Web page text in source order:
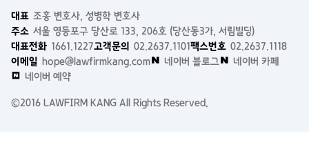
대표 조홍 변호사, 성병학 변호사
주소 서울 영등포구 당산로 133, 206호 (당산동3가, 서림빌딩)
대표전화 1661.1227고객문의 02.2637.1101팩스번호 02.2637.1118
이메일 hope@lawfirmkang.com 네이버 블로그
네이버 카페
네이버 예약
©2016 LAWFIRM KANG All Rights Reserved.